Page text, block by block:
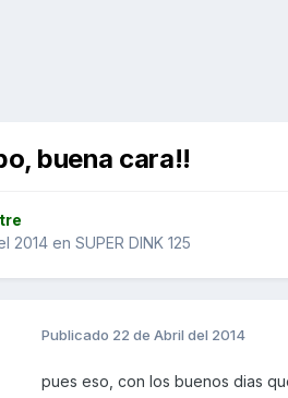
buena cara!!
2014 en SUPER DINK 125
Publicado 22 de Abril del 2014
pues eso, con los buenos dias